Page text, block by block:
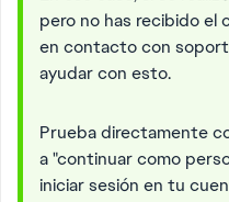
pero no has recibido el
en contacto con
ayudar con esto.
Prueba directamente
a "continuar como
iniciar sesión en tu